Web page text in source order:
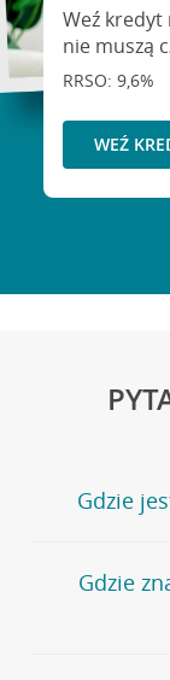
Weź kredyt
nie muszą
RRSO: 9,6%
WEŹ
Gdzie
Jeśli szukasz
stronęPlacówki
wygodna
Gdzie